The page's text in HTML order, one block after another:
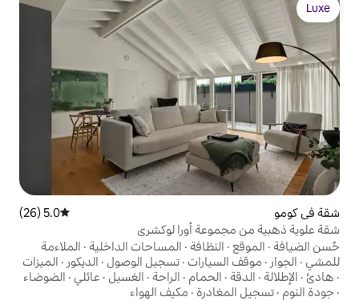
أورا لوكشري
·المساحات الداخلية ·الملاءمة
·تسجيل الوصول·الديكور·الميزات
·الراحة·الغسيل·عائلي·الضوضاء
·مكيف الهواء